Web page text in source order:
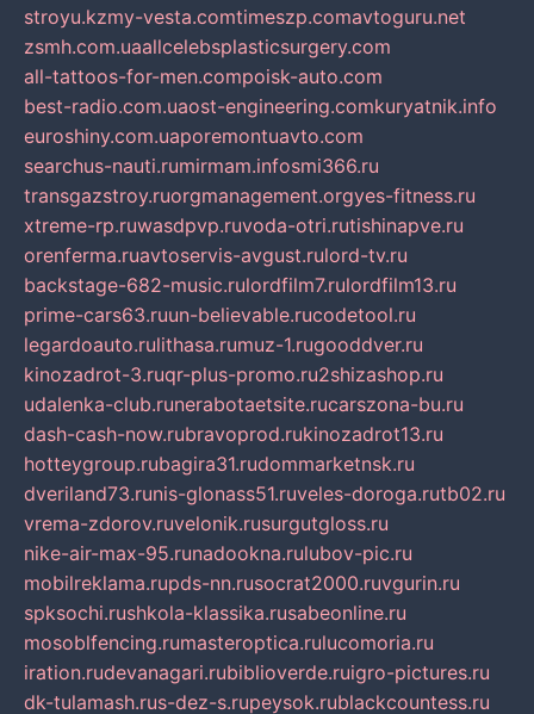
stroyu.kzmy-vesta.comtimeszp.comavtoguru.net
zsmh.com.uaallcelebsplasticsurgery.com
all-tattoos-for-men.compoisk-auto.com
best-radio.com.uaost-engineering.comkuryatnik.info
euroshiny.com.uaporemontuavto.com
searchus-nauti.rumirmam.infosmi366.ru
transgazstroy.ruorgmanagement.orgyes-fitness.ru
xtreme-rp.ruwasdpvp.ruvoda-otri.rutishinapve.ru
orenferma.ruavtoservis-avgust.rulord-tv.ru
backstage-682-music.rulordfilm7.rulordfilm13.ru
prime-cars63.ruun-believable.rucodetool.ru
legardoauto.rulithasa.rumuz-1.rugooddver.ru
kinozadrot-3.ruqr-plus-promo.ru2shizashop.ru
udalenka-club.runerabotaetsite.rucarszona-bu.ru
dash-cash-now.rubravoprod.rukinozadrot13.ru
hotteygroup.rubagira31.rudommarketnsk.ru
dveriland73.runis-glonass51.ruveles-doroga.rutb02.ru
vrema-zdorov.ruvelonik.rusurgutgloss.ru
nike-air-max-95.runadookna.rulubov-pic.ru
mobilreklama.rupds-nn.rusocrat2000.ruvgurin.ru
spksochi.rushkola-klassika.rusabeonline.ru
mosoblfencing.rumasteroptica.rulucomoria.ru
iration.rudevanagari.rubiblioverde.ruigro-pictures.ru
dk-tulamash.rus-dez-s.rupeysok.rublackcountess.ru